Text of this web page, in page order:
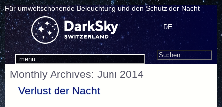
Für umweltschonende Beleuchtung und den Schutz der Nacht
menu
DE
Search
Suchen
Monthly Archives: Juni 2014
Verlust der Nacht